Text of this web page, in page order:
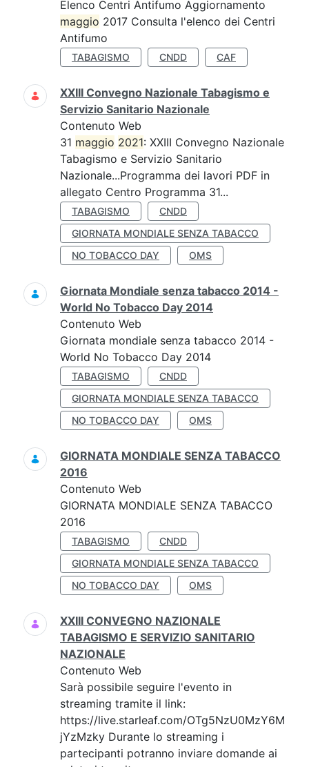
Elenco Centri Antifumo Aggiornamento
maggio 2017 Consulta l'elenco dei Centri
Antifumo
TABAGISMO CNDD CAF
XXIII Convegno Nazionale Tabagismo e
Servizio Sanitario Nazionale
Contenuto Web
31 maggio 2021: XXIII Convegno Nazionale
Tabagismo e Servizio Sanitario
Nazionale...Programma dei lavori PDF in
allegato Centro Programma 31...
TABAGISMO
CNDD
GIORNATA MONDIALE SENZA TABACCO
NO TOBACCO DAY
OMS
Giornata Mondiale senza tabacco 2014 -
World No Tobacco Day 2014
Contenuto Web
Giornata mondiale senza tabacco 2014 -
World No Tobacco Day 2014
TABAGISMO
CNDD
GIORNATA MONDIALE SENZA TABACCO
NO TOBACCO DAY
OMS
GIORNATA MONDIALE SENZA TABACCO
2016
Contenuto Web
GIORNATA MONDIALE SENZA TABACCO
2016
TABAGISMO
CNDD
GIORNATA MONDIALE SENZA TABACCO
NO TOBACCO DAY
OMS
XXIII CONVEGNO NAZIONALE
TABAGISMO E SERVIZIO SANITARIO
NAZIONALE
Contenuto Web
Sarà possibile seguire l'evento in
streaming tramite il link:
https://live.starleaf.com/OTg5NzU0MzY6M
jYzMzky Durante lo streaming i
partecipanti potranno inviare domande ai